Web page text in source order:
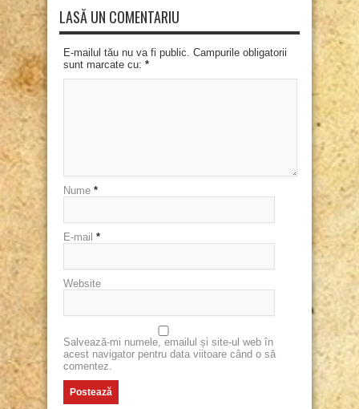
LASĂ UN COMENTARIU
E-mailul tău nu va fi public. Campurile obligatorii
sunt marcate cu: *
Nume *
E-mail *
Website
Salvează-mi numele, emailul și site-ul web în
acest navigator pentru data viitoare când o să
comentez.